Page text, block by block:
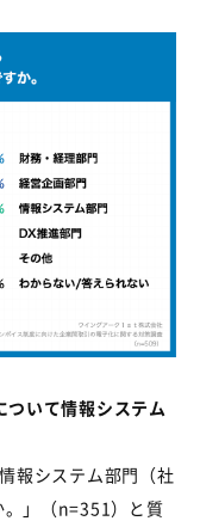
ついて情報システム
報システム部門（社
。」（n=351）と質